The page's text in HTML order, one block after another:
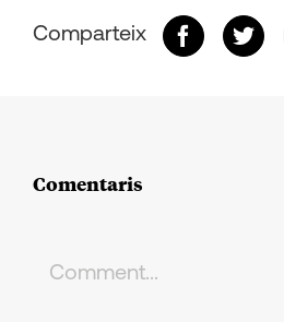
Comparteix
Comentaris
Comment